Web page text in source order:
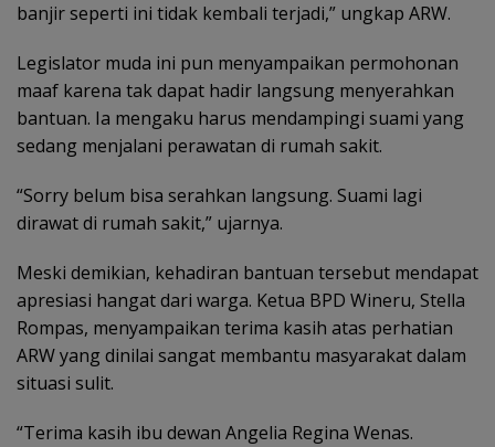
banjir seperti ini tidak kembali terjadi,” ungkap ARW.
Legislator muda ini pun menyampaikan permohonan
maaf karena tak dapat hadir langsung menyerahkan
bantuan. Ia mengaku harus mendampingi suami yang
sedang menjalani perawatan di rumah sakit.
“Sorry belum bisa serahkan langsung. Suami lagi
dirawat di rumah sakit,” ujarnya.
Meski demikian, kehadiran bantuan tersebut mendapat
apresiasi hangat dari warga. Ketua BPD Wineru, Stella
Rompas, menyampaikan terima kasih atas perhatian
ARW yang dinilai sangat membantu masyarakat dalam
situasi sulit.
“Terima kasih ibu dewan Angelia Regina Wenas.